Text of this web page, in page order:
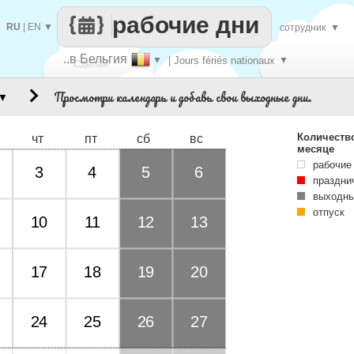
Сделай
..в Бельгия ▼ | Jours fériés nationaux ▼
рабочие дни
RU EN ▼ сотрудник ▼
Просмотри календарь и добавь свои выходные дни.
чт пт сб вс
3 4 5 6
10 11 12 13
17 18 19 20
24 25 26 27
месяце
отпуск